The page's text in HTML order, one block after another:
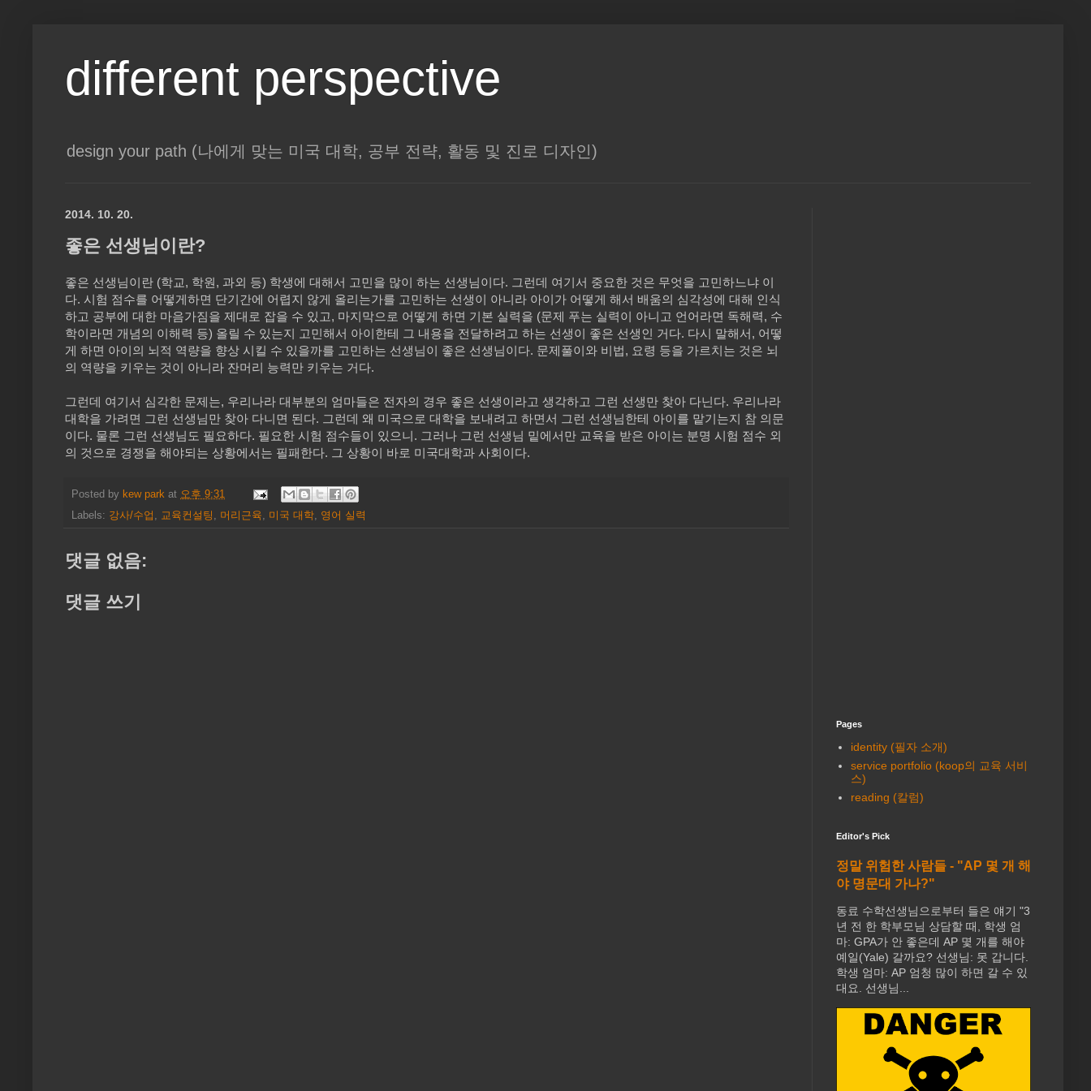
different perspective
design your path (나에게 맞는 미국 대학, 공부 전략, 활동 및 진로 디자인)
2014. 10. 20.
좋은 선생님이란?
좋은 선생님이란 (학교, 학원, 과외 등) 학생에 대해서 고민을 많이 하는 선생님이다. 그런데 여기서 중요한 것은 무엇을 고민하느냐 이
다. 시험 점수를 어떻게하면 단기간에 어렵지 않게 올리는가를 고민하는 선생이 아니라 아이가 어떻게 해서 배움의 심각성에 대해 인식
하고 공부에 대한 마음가짐을 제대로 잡을 수 있고, 마지막으로 어떻게 하면 기본 실력을 (문제 푸는 실력이 아니고 언어라면 독해력, 수
학이라면 개념의 이해력 등) 올릴 수 있는지 고민해서 아이한테 그 내용을 전달하려고 하는 선생이 좋은 선생인 거다. 다시 말해서, 어떻
게 하면 아이의 뇌적 역량을 향상 시킬 수 있을까를 고민하는 선생님이 좋은 선생님이다. 문제풀이와 비법, 요령 등을 가르치는 것은 뇌
의 역량을 키우는 것이 아니라 잔머리 능력만 키우는 거다.
그런데 여기서 심각한 문제는, 우리나라 대부분의 엄마들은 전자의 경우 좋은 선생이라고 생각하고 그런 선생만 찾아 다닌다. 우리나라
대학을 가려면 그런 선생님만 찾아 다니면 된다. 그런데 왜 미국으로 대학을 보내려고 하면서 그런 선생님한테 아이를 맡기는지 참 의문
이다. 물론 그런 선생님도 필요하다. 필요한 시험 점수들이 있으니. 그러나 그런 선생님 밑에서만 교육을 받은 아이는 분명 시험 점수 외
의 것으로 경쟁을 해야되는 상황에서는 필패한다. 그 상황이 바로 미국대학과 사회이다.
Posted by kew park at 오후 9:31
Labels: 강사/수업 , 교육컨설팅 , 머리근육, 미국 대학, 영어 실력
댓글 없음:
댓글 쓰기
Pages
identity (필자 소개)
service portfolio (koop의 교육 서비
스)
reading (칼럼)
Editor's Pick
정말 위험한 사람들 - "AP 몇 개 해
야 명문대 가나?"
동료 수학선생님으로부터 들은 얘기 "3
년 전 한 학부모님 상담할 때, 학생 엄
마: GPA가 안 좋은데 AP 몇 개를 해야
예일(Yale) 갈까요? 선생님: 못 갑니다.
학생 엄마: AP 엄청 많이 하면 갈 수 있
대요. 선생님...